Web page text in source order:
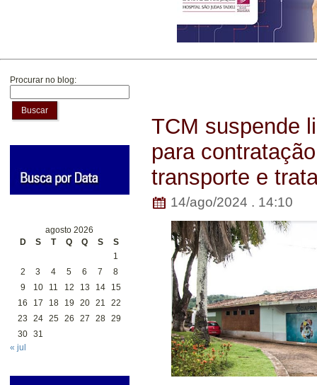
Procurar no blog:
Buscar
agosto 2026
D
S T Q Q S
S
1
2
3 4 5 6 7
8
9
10 11 12 13 14
15
16
17 18 19 20 21
22
23
24 25 26 27 28 29
30 31
« jul
TCM suspende
para
transporte e
14/ago/2024 . 14:10